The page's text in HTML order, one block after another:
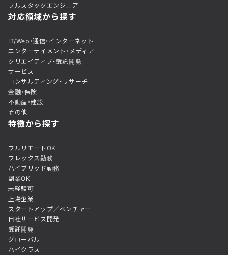
フルスタックエンジニア
対応領域から探す
IT/Web・通信・インターネット
エンターテイメント・メディア
クリエイティブ・受託開発
サービス
コンサルティング・リサーチ
金融・保険
不動産・建設
その他
特徴から探す
フルリモートOK
フレックス勤務
ハイブリッド勤務
副業OK
未経験可
上場企業
スタートアップ／ベンチャー
自社サービス開発
受託開発
グローバル
ハイクラス